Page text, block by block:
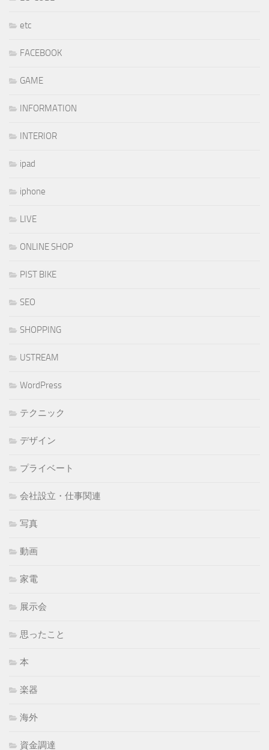
etc
FACEBOOK
GAME
INFORMATION
INTERIOR
ipad
iphone
LIVE
ONLINE SHOP
PIST BIKE
SEO
SHOPPING
USTREAM
WordPress
テクニック
デザイン
プライベート
会社設立・仕事関連
写真
動画
家電
展示会
思ったこと
本
楽器
海外
資金調達